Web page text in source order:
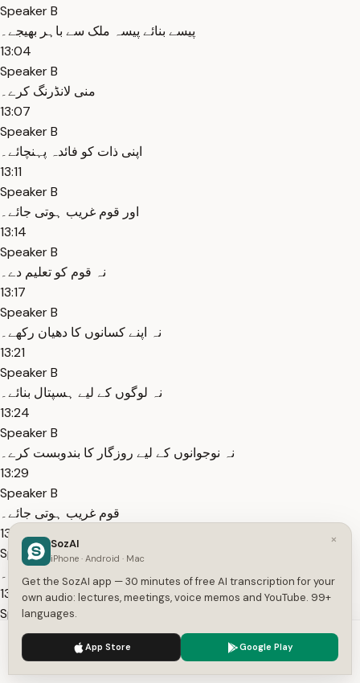
Speaker B
پیسے بنائے پیسہ ملک سے باہر بھیجے۔
13:04
Speaker B
منی لانڈرنگ کرے۔
13:07
Speaker B
اپنی ذات کو فائدہ پہنچائے۔
13:11
Speaker B
اور قوم غریب ہوتی جائے۔
13:14
Speaker B
نہ قوم کو تعلیم دے۔
13:17
Speaker B
نہ اپنے کسانوں کا دھیان رکھے۔
13:21
Speaker B
نہ لوگوں کے لیے ہسپتال بنائے۔
13:24
Speaker B
نہ نوجوانوں کے لیے روزگار کا بندوبست کرے۔
13:29
Speaker B
قوم غریب ہوتی جائے۔
13:32
Speaker B
مقروض ہوتی جائے۔
13:35
Speaker B
پیسے چوری کر کے جب باہر جائیں گے تو ملک کو قرضے لیے۔
13:40
Speaker B
We use cookies to enhance your experience.
×
SozAI
iPhone · Android · Mac
Get the SozAI app — 30 minutes of free AI transcription for your
own audio: lectures, meetings, voice memos and YouTube. 99+
languages.
App Store Google Play